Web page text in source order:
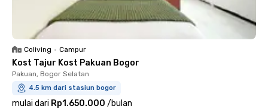
Coliving • Campur
Kost Tajur Kost Pakuan Bogor
Pakuan, Bogor Selatan
4.5 km dari stasiun bogor
mulai dari Rp1.650.000 /bulan